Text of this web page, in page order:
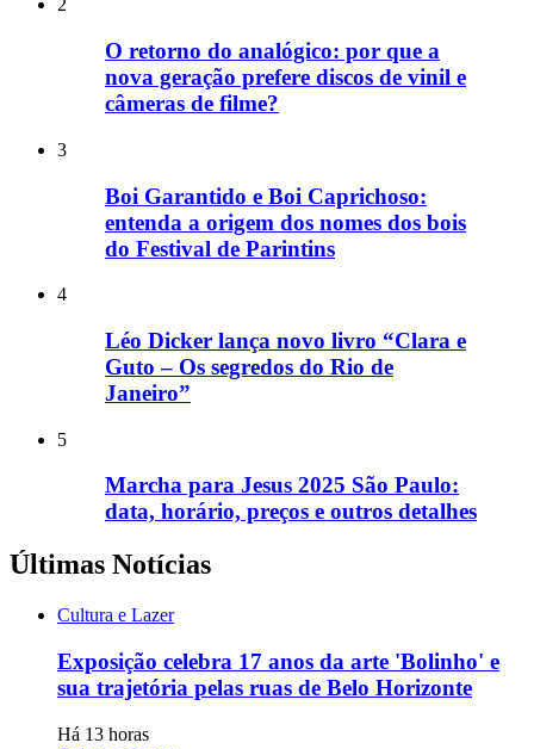
2
O retorno do analógico: por que a
nova geração prefere discos de vinil e
câmeras de filme?
3
Boi Garantido e Boi Caprichoso:
entenda a origem dos nomes dos bois
do Festival de Parintins
4
Léo Dicker lança novo livro “Clara e
Guto – Os segredos do Rio de
Janeiro”
5
Marcha para Jesus 2025 São Paulo:
data, horário, preços e outros detalhes
Últimas Notícias
Cultura e Lazer
Exposição celebra 17 anos da arte 'Bolinho' e
sua trajetória pelas ruas de Belo Horizonte
Há 13 horas